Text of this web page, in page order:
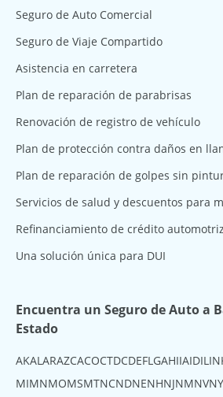
Seguro de Auto Comercial
Seguro de Viaje Compartido
Asistencia en carretera
Plan de reparación de parabrisas
Renovación de registro de vehículo
Plan de protección contra daños en
Plan de reparación de golpes sin
Servicios de salud y descuentos para
Refinanciamiento de crédito automotriz
Una solución única para DUI
Encuentra un Seguro de Auto a
Estado
AKAL ARAZCACOCTDCDEFL GAHIIAIDIL IN
MIMNMOMSMTNCNDNENHNJNMNVNY